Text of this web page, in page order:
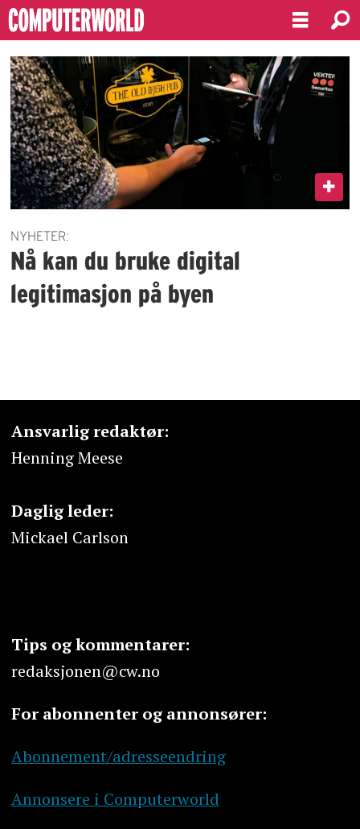
Emne:
id-
kort
NYHETER:
Nå kan du bruke digital
legitimasjon på byen
Ansvarlig redaktør:
Henning Meese
Daglig leder:
Mickael Carlson
Tips og kommentarer:
redaksjonen@cw.no
For abonnenter og annonsører:
Abonnement/adresseendring
Annonsere i Computerworld